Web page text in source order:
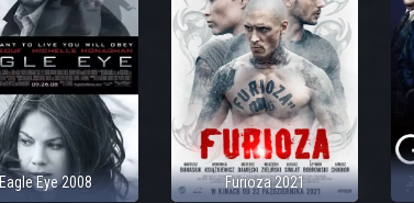
Eagle Eye 2008 Furioza 2021